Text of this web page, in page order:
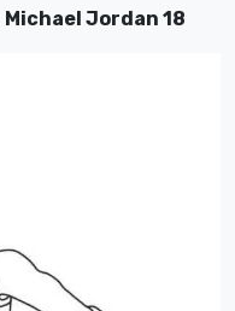
Michael Jordan 18